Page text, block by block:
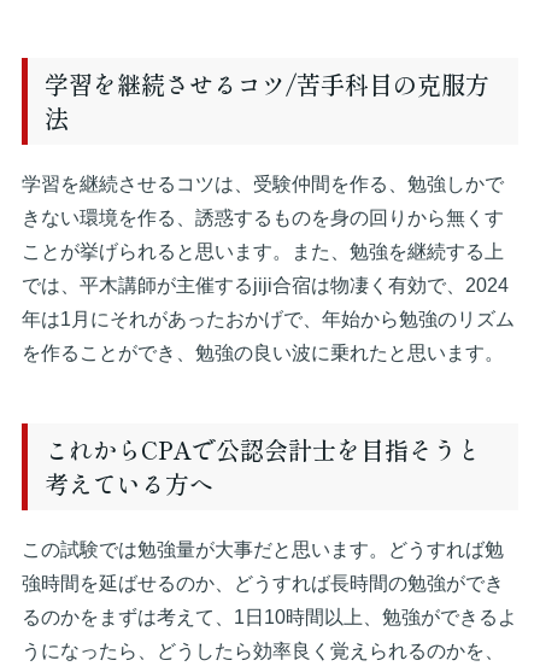
学習を継続させるコツ/苦手科目の克服方
法
学習を継続させるコツは、受験仲間を作る、勉強しかで
きない環境を作る、誘惑するものを身の回りから無くす
ことが挙げられると思います。また、勉強を継続する上
では、平木講師が主催するjiji合宿は物凄く有効で、2024
年は1月にそれがあったおかげで、年始から勉強のリズム
を作ることができ、勉強の良い波に乗れたと思います。
これからCPAで公認会計士を目指そうと
考えている方へ
この試験では勉強量が大事だと思います。どうすれば勉
強時間を延ばせるのか、どうすれば長時間の勉強ができ
るのかをまずは考えて、1日10時間以上、勉強ができるよ
うになったら、どうしたら効率良く覚えられるのかを、